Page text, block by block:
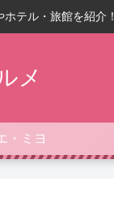
テル・旅館を紹介！
メ
・ミヨ